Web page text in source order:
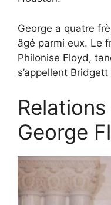
George a quatre
âgé parmi eux. Le
Philonise Floyd,
s’appellent
George